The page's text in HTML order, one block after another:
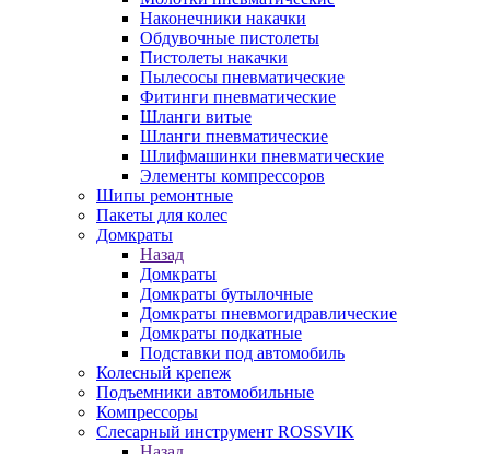
Наконечники накачки
Обдувочные пистолеты
Пистолеты накачки
Пылесосы пневматические
Фитинги пневматические
Шланги витые
Шланги пневматические
Шлифмашинки пневматические
Элементы компрессоров
Шипы ремонтные
Пакеты для колес
Домкраты
Назад
Домкраты
Домкраты бутылочные
Домкраты пневмогидравлические
Домкраты подкатные
Подставки под автомобиль
Колесный крепеж
Подъемники автомобильные
Компрессоры
Слесарный инструмент ROSSVIK